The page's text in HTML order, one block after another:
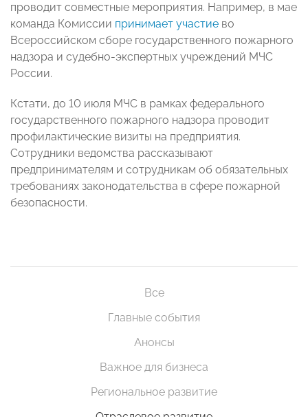
проводит совместные мероприятия. Например, в мае
команда Комиссии принимает участие во
Всероссийском сборе государственного пожарного
надзора и судебно-экспертных учреждений МЧС
России.
Кстати, до 10 июля МЧС в рамках федерального
государственного пожарного надзора проводит
профилактические визиты на предприятия.
Сотрудники ведомства рассказывают
предпринимателям и сотрудникам об обязательных
требованиях законодательства в сфере пожарной
безопасности.
Все
Главные события
Анонсы
Важное для бизнеса
Региональное развитие